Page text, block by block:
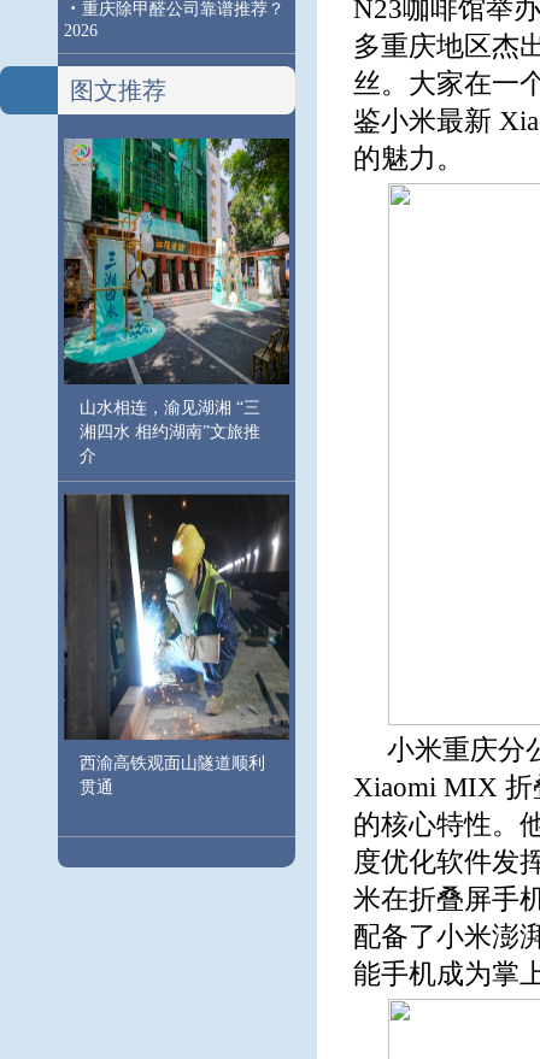
· 重庆除甲醛公司靠谱推荐？
2026
图文推荐
山水相连，渝见湖湘 “三
湘四水 相约湖南”文旅推
介
西渝高铁观面山隧道顺利
贯通
N23咖啡馆举
多重庆地区杰
丝。大家在一
鉴小米最新
的魅力。
小米重庆分
Xiaomi MIX
的核心特性。
度优化软件发
米在折叠屏手
配备了小米澎
能手机成为掌